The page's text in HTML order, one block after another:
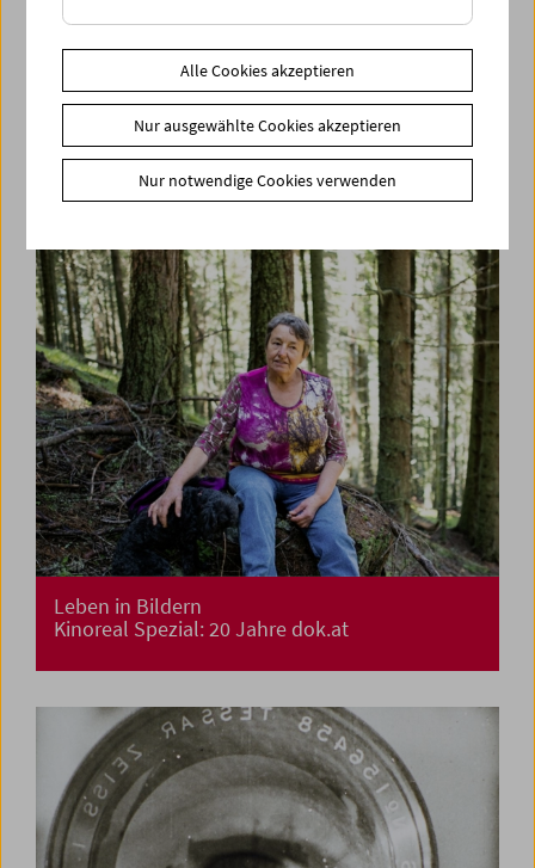
Den Wortschatz des Widerstands entwickeln
Symposium und Filme
Leben in Bildern
Kinoreal Spezial: 20 Jahre dok.at
Alle Cookies akzeptieren
Nur ausgewählte Cookies akzeptieren
Nur notwendige Cookies verwenden